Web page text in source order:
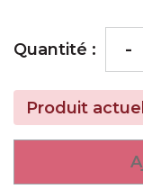
Quantité : -
Produit